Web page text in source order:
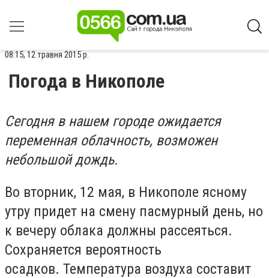
08:15, 12 травня 2015 р.
Погода в Никополе
Сегодня в нашем городе ожидается
переменная облачность, возможен
небольшой дождь.
Во вторник, 12 мая, в Никополе ясному
утру придет на смену пасмурный день, но
к вечеру облака должны рассеяться.
Сохраняется вероятность
осадков. Температура воздуха составит